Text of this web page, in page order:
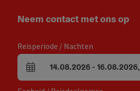
Neem contact met ons op
Reisperiode / Nachten
Velden voor aankomst en vertrek
14.08.2026- 16.08.2026,